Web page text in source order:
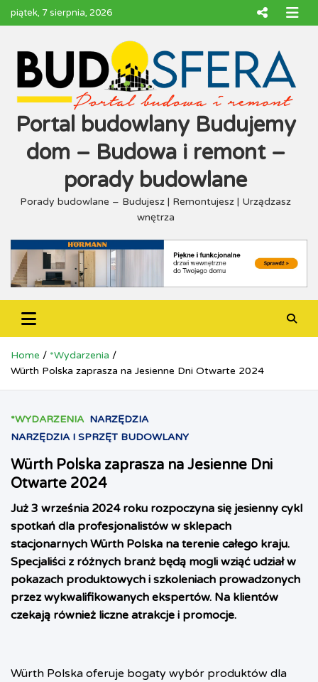
Skippiątek, 7 sierpnia, 2026
Portal budowlany Budujemy
dom – Budowa i remont –
porady budowlane
Porady budowlane – Budujesz | Remontujesz | Urządzasz
wnętrza
Home
*Wydarzenia
Würth Polska zaprasza na Jesienne Dni Otwarte 2024
*WYDARZENIA NARZĘDZIA
NARZĘDZIA I SPRZĘT BUDOWLANY
Würth Polska zaprasza na Jesienne Dni
Otwarte 2024
Już 3 września 2024 roku rozpoczyna się jesienny cykl
spotkań dla profesjonalistów w sklepach
stacjonarnych Würth Polska na terenie całego kraju.
Specjaliści z różnych branż będą mogli wziąć udział w
pokazach produktowych i szkoleniach prowadzonych
przez wykwalifikowanych ekspertów. Na klientów
czekają również liczne atrakcje i promocje.
Würth Polska oferuje bogaty wybór produktów dla